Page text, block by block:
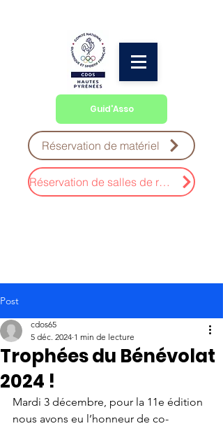
Réservation de matériel
Réservation de salles de réunion
Guid'Asso
Post
Trophées du Bénévolat
2024 !
cdos65
5 déc. 2024 1 min de lecture
Mardi 3 décembre, pour la 11e édition
nous avons eu l’honneur de co-